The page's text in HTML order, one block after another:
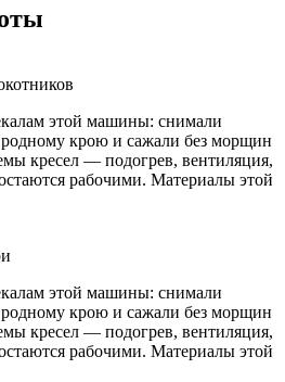
этой машины: снимали
крою и сажали без морщин
кресел — подогрев, вентиляция,
рабочими. Материалы этой
этой машины: снимали
крою и сажали без морщин
кресел — подогрев, вентиляция,
рабочими. Материалы этой